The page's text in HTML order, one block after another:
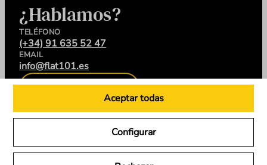
Configurar
Aceptar todas
¿Hablamos?
TELÉFONO
(+34) 91 635 52 47
EMAIL
info@flat101.es
CONTACTA
LinkedInInstagramYouTube
X